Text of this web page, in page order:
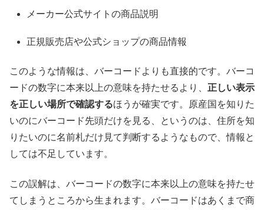
メーカー公式サイトの商品説明
正規販売店や公式ショップの商品情報
このような情報は、バーコードよりも直接的です。バーコ
ードの数字に本来以上の意味を持たせるより、 正しい表示
を正しい場所で確認するほうが確実です。原産国を知りた
いのにバーコード先頭だけを見る、というのは、住所を知
りたいのに名前札だけ見て判断するようなもので、情報と
しては不足しています。
この誤解は、バーコードの数字に本来以上の意味を持たせ
てしまうところから生まれます。バーコードはあくまで商